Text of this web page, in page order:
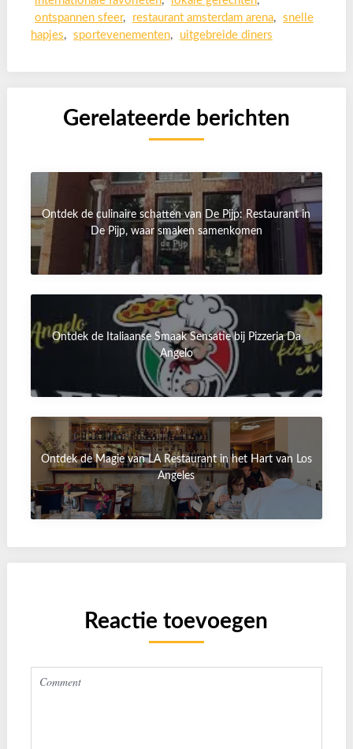
ontspannen sfeer, restaurant amsterdam arena, snelle
hapjes, sportevenementen, uitgebreide diners
Gerelateerde berichten
Ontdek de culinaire schatten van De Pijp: Restaurant in
De Pijp, waar smaken samenkomen
Ontdek de Italiaanse Smaak Sensatie bij Pizzeria Da
Angelo
Ontdek de Magie van LA Restaurant in het Hart van Los
Angeles
Reactie toevoegen